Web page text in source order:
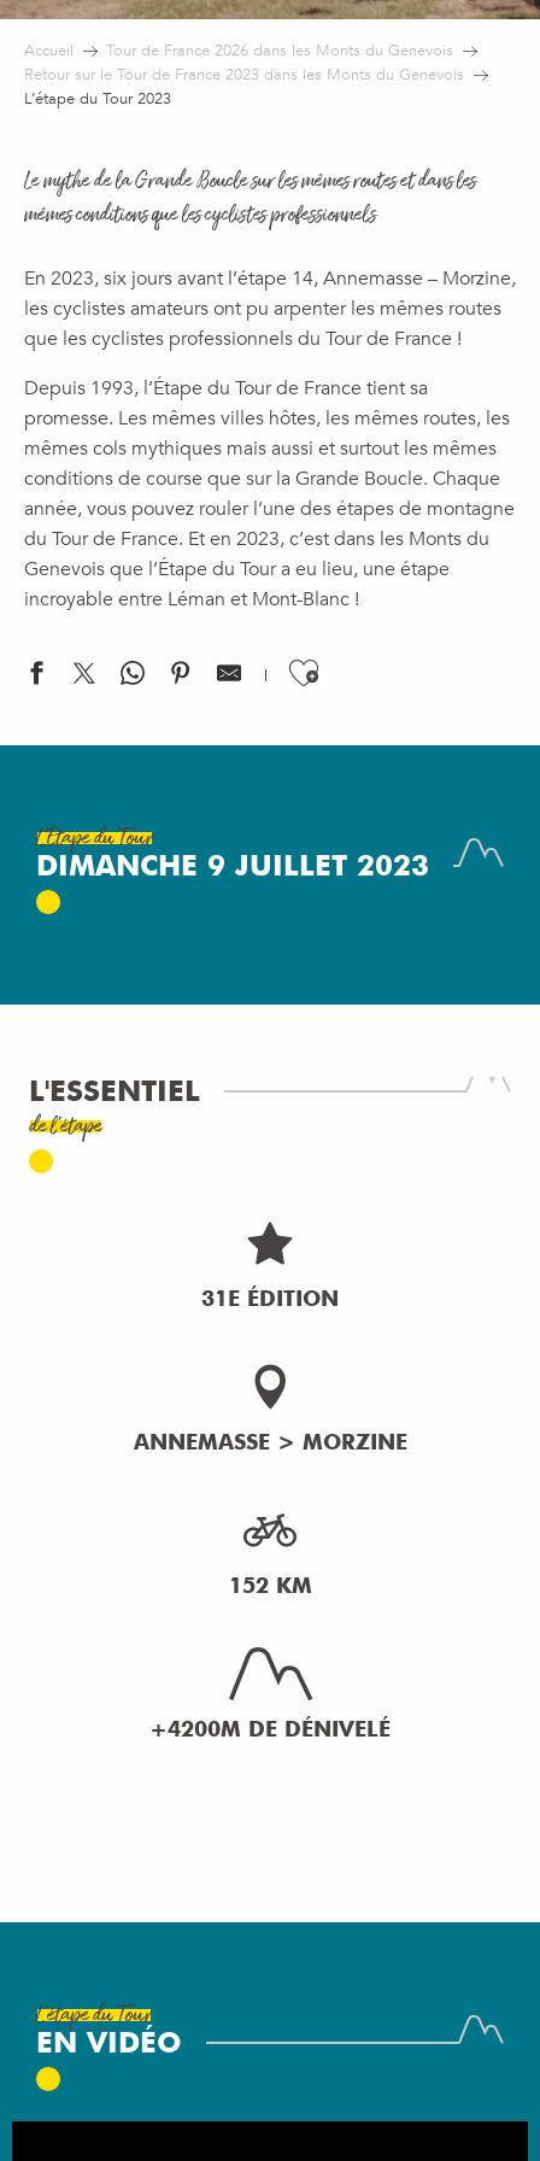
Accueil
Tour de France 2026 dans les Monts du Genevois
Retour sur le Tour de France 2023 dans les Monts du Genevois
L’étape du Tour 2023
Le mythe de la Grande Boucle sur les mêmes routes et dans les
mêmes conditions que les cyclistes professionnels
En 2023, six jours avant l’étape 14, Annemasse – Morzine,
les cyclistes amateurs ont pu arpenter les mêmes routes
que les cyclistes professionnels du Tour de France !
Depuis 1993, l’Étape du Tour de France tient sa
promesse. Les mêmes villes hôtes, les mêmes routes, les
mêmes cols mythiques mais aussi et surtout les mêmes
conditions de course que sur la Grande Boucle. Chaque
année, vous pouvez rouler l’une des étapes de montagne
du Tour de France. Et en 2023, c’est dans les Monts du
Genevois que l’Étape du Tour a eu lieu, une étape
incroyable entre Léman et Mont-Blanc !
Ajouter aux
L'Étape du Tour
DIMANCHE 9 JUILLET 2023
L'ESSENTIEL
de l'étape
31E ÉDITION
ANNEMASSE > MORZINE
152 KM
+4200M DE DÉNIVELÉ
L'étape du Tour
EN VIDÉO